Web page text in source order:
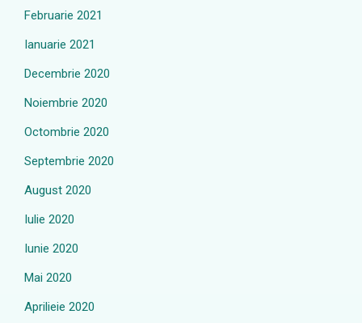
Februarie 2021
Ianuarie 2021
Decembrie 2020
Noiembrie 2020
Octombrie 2020
Septembrie 2020
August 2020
Iulie 2020
Iunie 2020
Mai 2020
Aprilieie 2020